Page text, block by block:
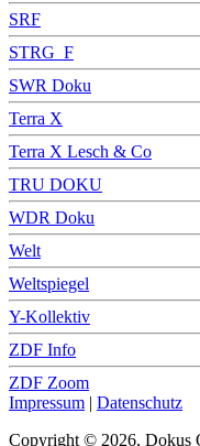
SRF
STRG_F
SWR Doku
Terra X
Terra X Lesch & Co
TRU DOKU
WDR Doku
Welt
Weltspiegel
Y-Kollektiv
ZDF Info
ZDF Zoom
Impressum | Datenschutz
Copyright © 2026, Dokus